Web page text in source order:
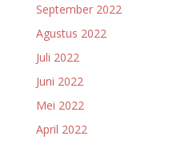
September 2022
Agustus 2022
Juli 2022
Juni 2022
Mei 2022
April 2022